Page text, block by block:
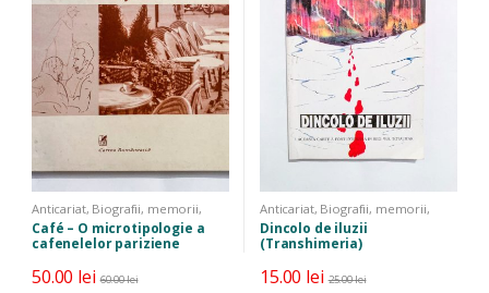
Anticariat, Biografii, memorii,
jurnale
Café – O microtipologie a
cafenelelor pariziene
50.00 lei 60.00lei
Anticariat, Biografii, memorii,
jurnale
Dincolo de iluzii
(Transhimeria)
15.00 lei 25.00lei